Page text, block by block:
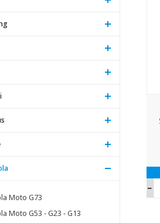
Moto G73
Moto G53 - G23 - G13